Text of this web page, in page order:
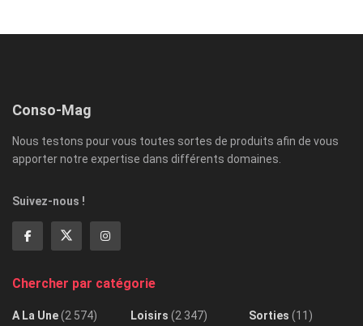
Conso-Mag
Nous testons pour vous toutes sortes de produits afin de vous
apporter notre expertise dans différents domaines.
Suivez-nous !
Chercher par catégorie
A La Une(2 574)
Loisirs (2 347) Sorties (11)